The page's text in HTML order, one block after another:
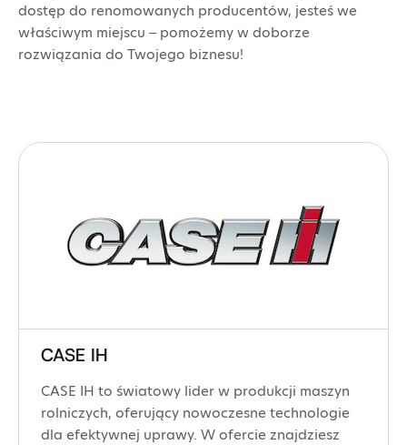
dostęp do renomowanych producentów, jesteś we
właściwym miejscu – pomożemy w doborze
rozwiązania do Twojego biznesu!
CASE IH
CASE IH to światowy lider w produkcji maszyn
rolniczych, oferujący nowoczesne technologie
dla efektywnej uprawy. W ofercie znajdziesz